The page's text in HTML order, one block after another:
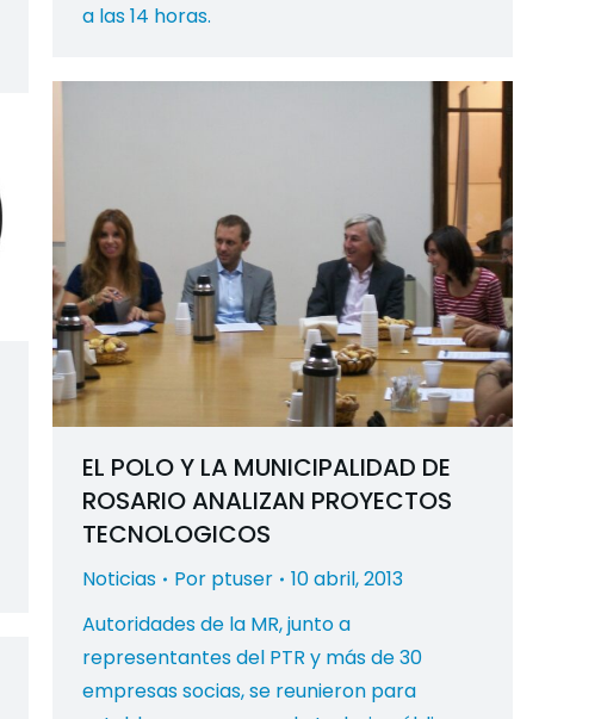
a las 14 horas.
EL POLO Y LA MUNICIPALIDAD DE
ROSARIO ANALIZAN PROYECTOS
TECNOLOGICOS
Noticias Por ptuser
10 abril, 2013
Autoridades de la MR, junto a
representantes del PTR y más de 30
empresas socias, se reunieron para